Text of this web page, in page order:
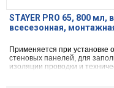
STAYER PRO 65, 800
всесезонная,
Применяется при установке
стеновых панелей, для
изоляции проводки и